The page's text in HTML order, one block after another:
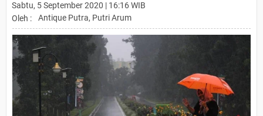
Sabtu, 5 September 2020 | 16:16 WIB
Oleh :
Antique Putra, Putri Arum